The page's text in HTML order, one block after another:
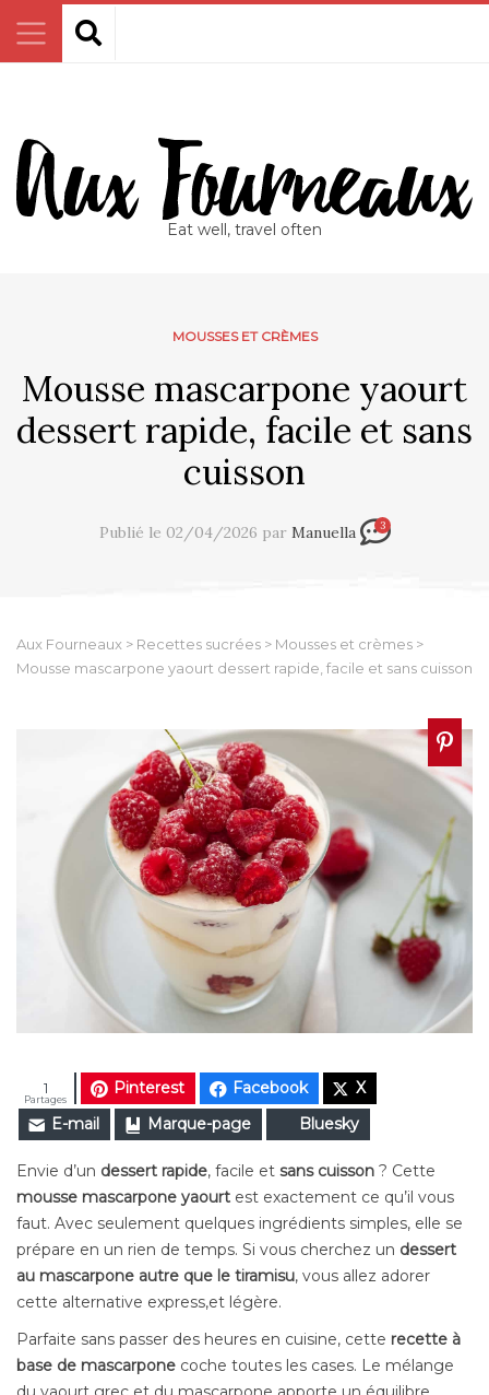
Eat well, travel often
MOUSSES ET CRÈMES
Mousse mascarpone yaourt
dessert rapide, facile et sans
cuisson
Publié le 02/04/2026 par Manuella 3
Aux Fourneaux > Recettes sucrées > Mousses et crèmes >
Mousse mascarpone yaourt dessert rapide, facile et sans cuisson
Pinterest Facebook
X
E-mail
Marque-page Bluesky
Partages
1
Envie d’un dessert rapide, facile et sans cuisson ? Cette
mousse mascarpone yaourt est exactement ce qu’il vous
faut. Avec seulement quelques ingrédients simples, elle se
prépare en un rien de temps. Si vous cherchez un dessert
au mascarpone autre que le tiramisu, vous allez adorer
cette alternative express,et légère.
Parfaite sans passer des heures en cuisine, cette recette à
base de mascarpone coche toutes les cases. Le mélange